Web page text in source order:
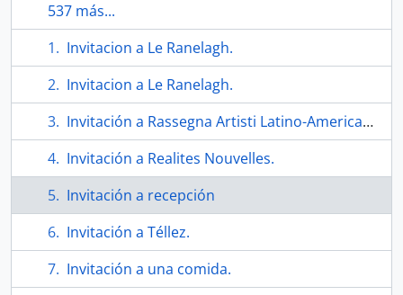
537 más...
Invitacion a Le Ranelagh.
Invitacion a Le Ranelagh.
Invitación a Rassegna Artisti Latino-Americani D'Avaguardia
Invitación a Realites Nouvelles.
Invitación a recepción
Invitación a Téllez.
Invitación a una comida.